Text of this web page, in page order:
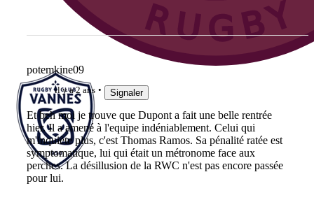
potemkine09
il y a 2 ans Signaler
Et beh moi je trouve que Dupont a fait une belle rentrée
hier. Il a amené à l'equipe indéniablement. Celui qui
m'inquiète plus, c'est Thomas Ramos. Sa pénalité ratée est
symptomatique, lui qui était un métronome face aux
perches. La désillusion de la RWC n'est pas encore passée
pour lui.